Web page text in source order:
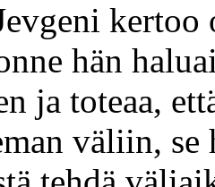
hän
ja toteaa,
väliin, se